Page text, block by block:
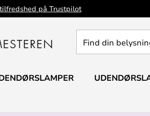
på Trustpilot
din